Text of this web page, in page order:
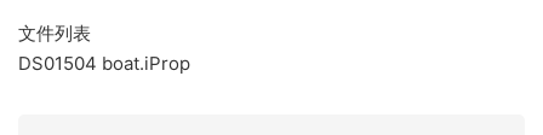
文件列表
DS01504 boat.iProp